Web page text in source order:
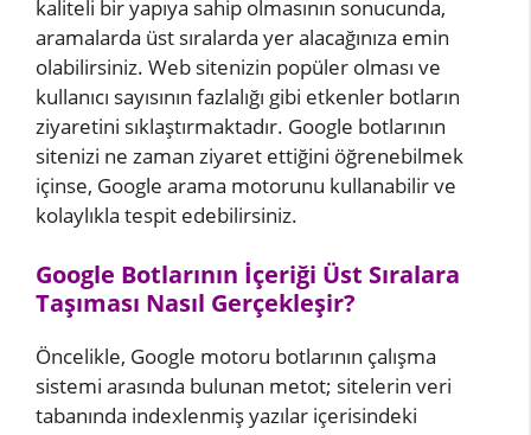
kaliteli bir yapıya sahip olmasının sonucunda,
aramalarda üst sıralarda yer alacağınıza emin
olabilirsiniz. Web sitenizin popüler olması ve
kullanıcı sayısının fazlalığı gibi etkenler botların
ziyaretini sıklaştırmaktadır. Google botlarının
sitenizi ne zaman ziyaret ettiğini öğrenebilmek
içinse, Google arama motorunu kullanabilir ve
kolaylıkla tespit edebilirsiniz.
Google Botlarının İçeriği Üst Sıralara
Taşıması Nasıl Gerçekleşir?
Öncelikle, Google motoru botlarının çalışma
sistemi arasında bulunan metot; sitelerin veri
tabanında indexlenmiş yazılar içerisindeki